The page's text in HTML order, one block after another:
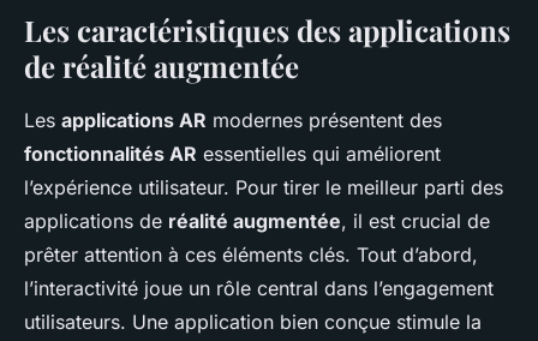
Les caractéristiques des applications
de réalité augmentée
Les applications AR modernes présentent des
fonctionnalités AR essentielles qui améliorent
l’expérience utilisateur. Pour tirer le meilleur parti des
applications de réalité augmentée, il est crucial de
prêter attention à ces éléments clés. Tout d’abord,
l’interactivité joue un rôle central dans l’engagement
utilisateurs. Une application bien conçue stimule la